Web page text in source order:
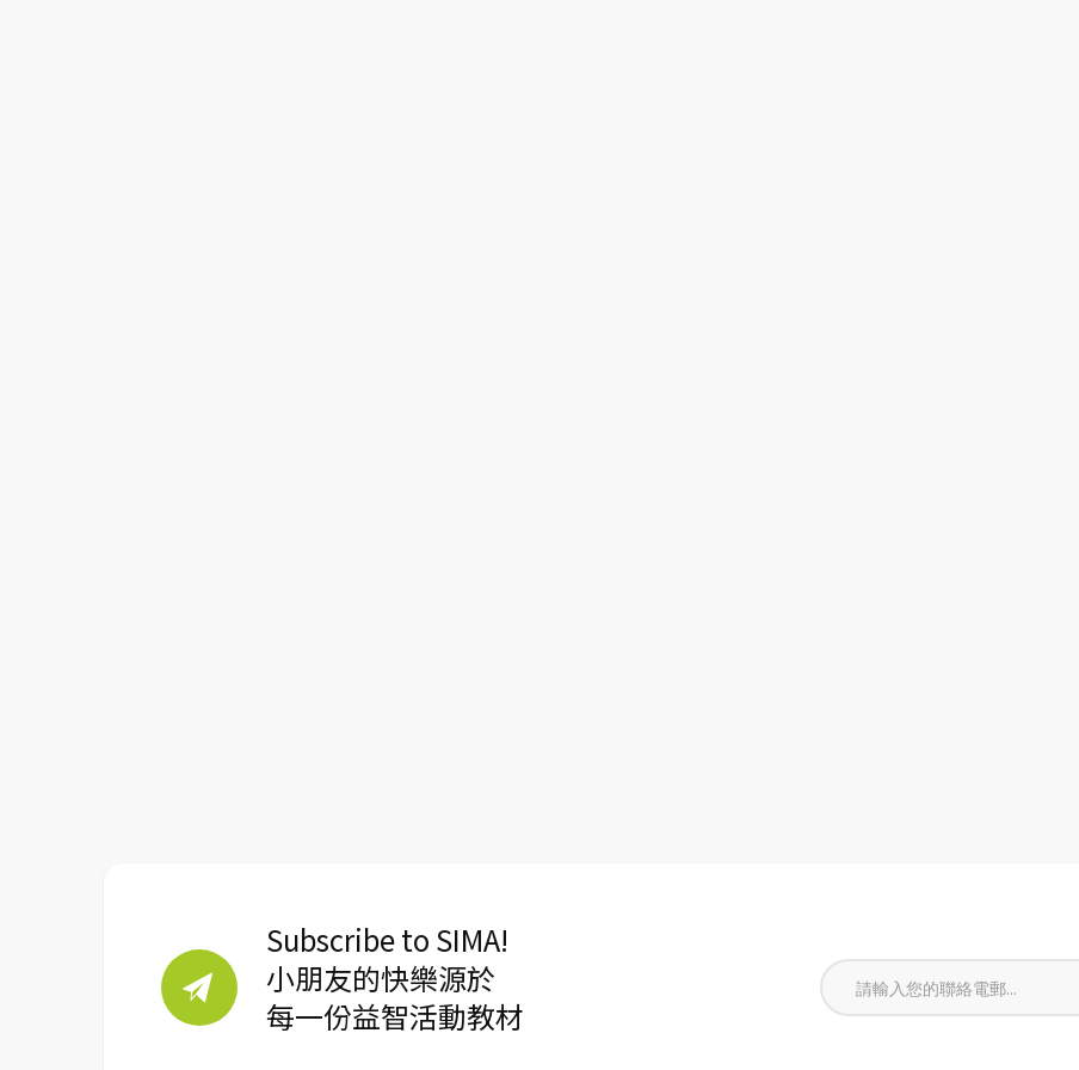
Subscribe to SIMA!
小朋友的快樂源於
每一份益智活動教材